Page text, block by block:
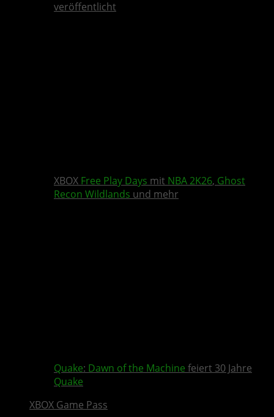
veröffentlicht
XBOX Free Play Days mit NBA 2K26, Ghost
Recon Wildlands und mehr
Quake: Dawn of the Machine feiert 30 Jahre
Quake
XBOX Game Pass